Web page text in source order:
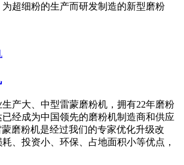
超细粉的生产而研发制造的新型磨粉
产大、中型雷蒙磨粉机，拥有22年磨粉
经成为中国领先的磨粉机制造商和供应
磨粉机是经过我们的专家优化升级改
、投资小、环保、占地面积小等优点，